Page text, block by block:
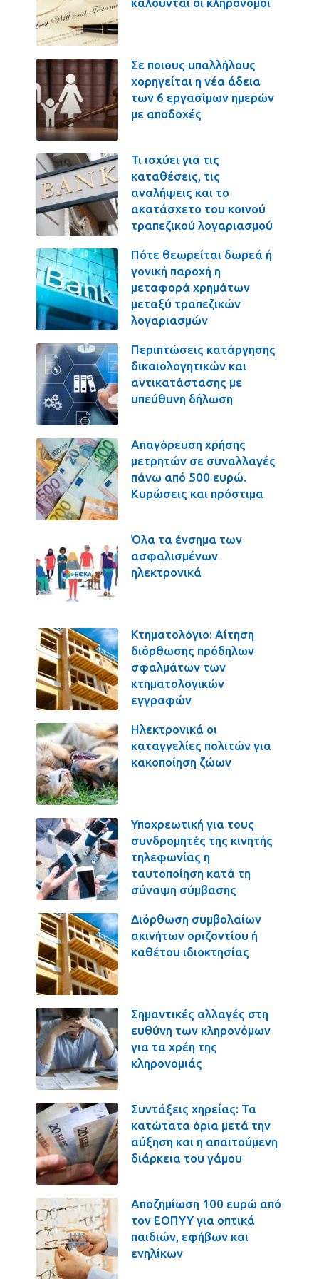
Σε ποιους υπαλλήλους
χορηγείται η νέα άδεια
των 6 εργασίμων ημερών
με αποδοχές
Τι ισχύει για τις
καταθέσεις, τις
αναλήψεις και το
ακατάσχετο του κοινού
τραπεζικού λογαριασμού
Πότε θεωρείται δωρεά ή
γονική παροχή η
μεταφορά χρημάτων
μεταξύ τραπεζικών
λογαριασμών
Περιπτώσεις κατάργησης
δικαιολογητικών και
αντικατάστασης με
υπεύθυνη δήλωση
Απαγόρευση χρήσης
μετρητών σε συναλλαγές
πάνω από 500 ευρώ.
Κυρώσεις και πρόστιμα
Όλα τα ένσημα των
ασφαλισμένων
ηλεκτρονικά
Κτηματολόγιο: Αίτηση
διόρθωσης πρόδηλων
σφαλμάτων των
κτηματολογικών
εγγραφών
Ηλεκτρονικά οι
καταγγελίες πολιτών για
κακοποίηση ζώων
Υποχρεωτική για τους
συνδρομητές της κινητής
τηλεφωνίας η
ταυτοποίηση κατά τη
σύναψη σύμβασης
Διόρθωση συμβολαίων
ακινήτων οριζοντίου ή
καθέτου ιδιοκτησίας
Σημαντικές αλλαγές στη
ευθύνη των κληρονόμων
για τα χρέη της
κληρονομιάς
Συντάξεις χηρείας: Τα
κατώτατα όρια μετά την
αύξηση και η απαιτούμενη
διάρκεια του γάμου
Αποζημίωση 100 ευρώ από
τον ΕΟΠΥΥ για οπτικά
παιδιών, εφήβων και
ενηλίκων